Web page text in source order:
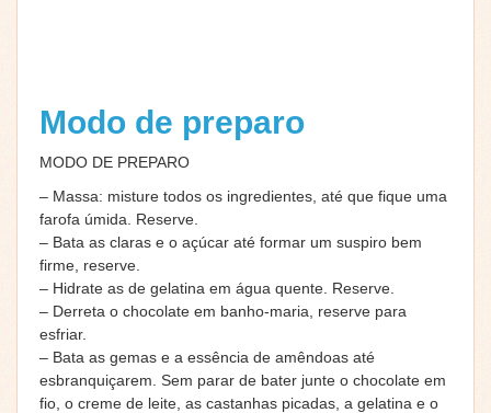
Modo de preparo
MODO DE PREPARO
– Massa: misture todos os ingredientes, até que fique uma
farofa úmida. Reserve.
– Bata as claras e o açúcar até formar um suspiro bem
firme, reserve.
– Hidrate as de gelatina em água quente. Reserve.
– Derreta o chocolate em banho-maria, reserve para
esfriar.
– Bata as gemas e a essência de amêndoas até
esbranquiçarem. Sem parar de bater junte o chocolate em
fio, o creme de leite, as castanhas picadas, a gelatina e o